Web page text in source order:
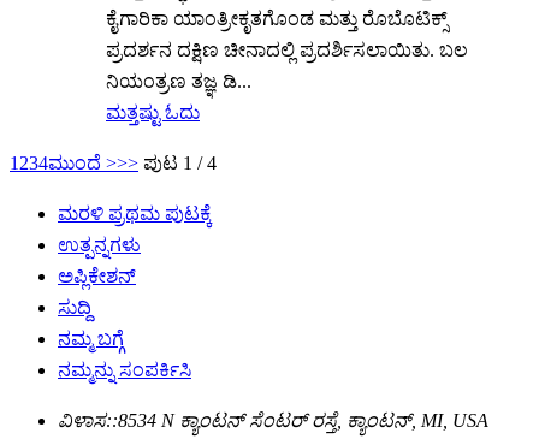
ಕೈಗಾರಿಕಾ ಯಾಂತ್ರೀಕೃತಗೊಂಡ ಮತ್ತು ರೊಬೊಟಿಕ್ಸ್
ಪ್ರದರ್ಶನ ದಕ್ಷಿಣ ಚೀನಾದಲ್ಲಿ ಪ್ರದರ್ಶಿಸಲಾಯಿತು. ಬಲ
ನಿಯಂತ್ರಣ ತಜ್ಞ ಡಿ...
ಮತ್ತಷ್ಟು ಓದು
1234ಮುಂದೆ >>> ಪುಟ 1 / 4
ಮರಳಿ ಪ್ರಥಮ ಪುಟಕ್ಕೆ
ಉತ್ಪನ್ನಗಳು
ಅಪ್ಲಿಕೇಶನ್
ಸುದ್ದಿ
ನಮ್ಮ ಬಗ್ಗೆ
ನಮ್ಮನ್ನು ಸಂಪರ್ಕಿಸಿ
ವಿಳಾಸ::8534 N ಕ್ಯಾಂಟನ್ ಸೆಂಟರ್ ರಸ್ತೆ, ಕ್ಯಾಂಟನ್, MI, USA